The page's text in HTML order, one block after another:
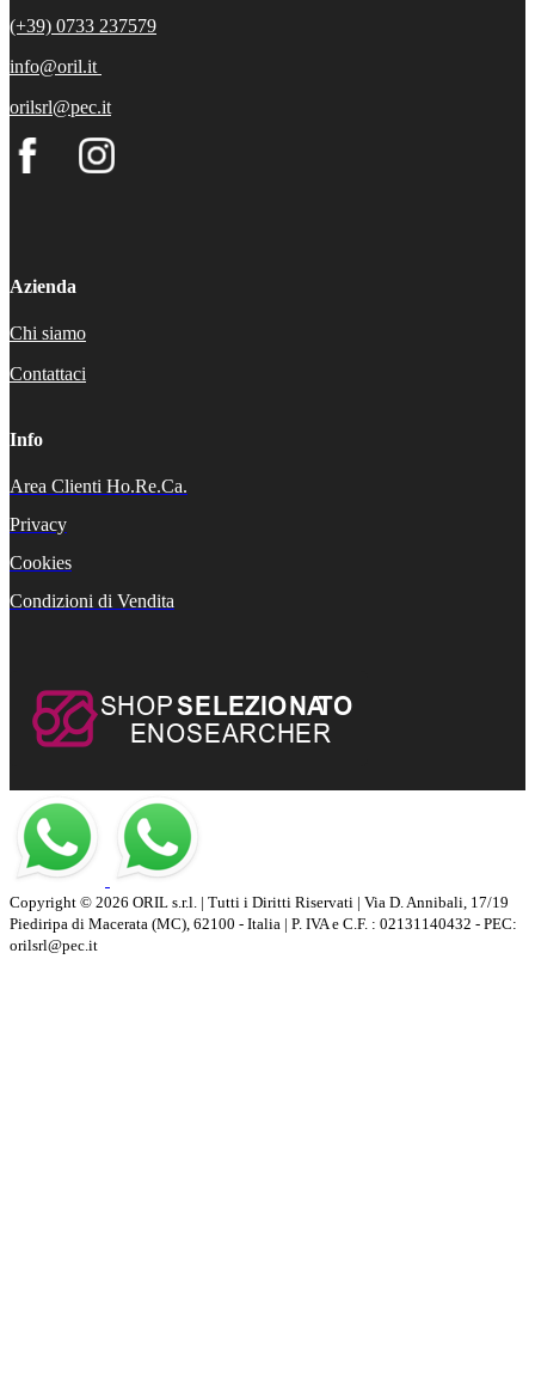
(+39) 0733 237579
info@oril.it
orilsrl@pec.it
Azienda
Chi siamo
Contattaci
Info
Area Clienti Ho.Re.Ca.
Privacy
Cookies
Condizioni di Vendita
Copyright © 2026 ORIL s.r.l. | Tutti i Diritti Riservati | Via D. Annibali, 17/19
Piediripa di Macerata (MC), 62100 - Italia | P. IVA e C.F. : 02131140432 - PEC:
orilsrl@pec.it